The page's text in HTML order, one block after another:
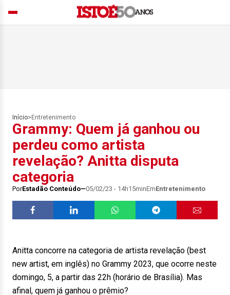
Início> Entretenimento
Grammy: Quem já ganhou ou
perdeu como artista
revelação? Anitta disputa
categoria
PorEstadão Conteúdo 05/02/23 - 14h15minEmEntretenimento
Anitta concorre na categoria de artista revelação (best
new artist, em inglês) no Grammy 2023, que ocorre neste
domingo, 5, a partir das 22h (horário de Brasília). Mas
afinal, quem já ganhou o prêmio?